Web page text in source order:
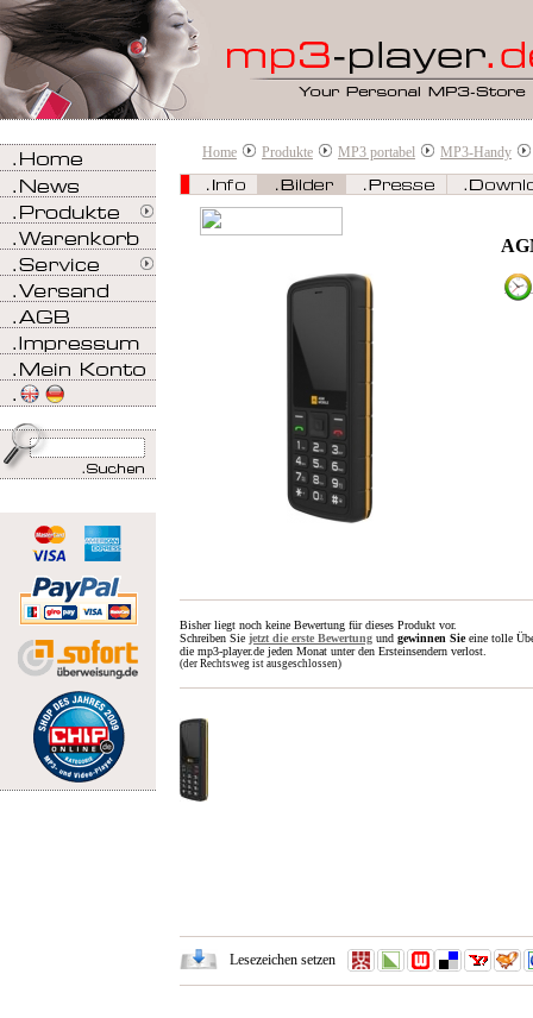
Home Produkte MP3 portabel MP3-Handy
Bisher liegt noch keine Bewertung für dieses Produkt vor.
Schreiben Sie jetzt die erste Bewertung und gewinnen Sieeine tolle
die mp3-player.de jeden Monat unter den Ersteinsendern verlost.
(der Rechtsweg ist ausgeschlossen)
Lesezeichen setzen